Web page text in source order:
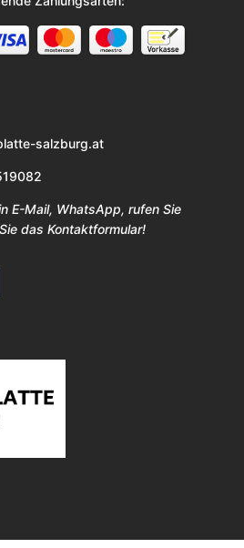
salzburg.at
E-Mail, WhatsApp, rufen Sie
das Kontaktformular!